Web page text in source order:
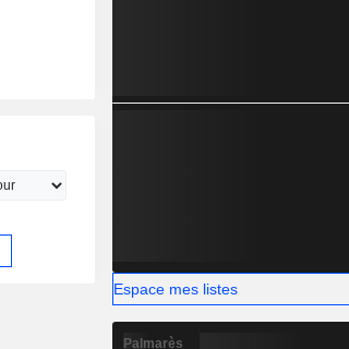
Espace mes listes
Palmarès